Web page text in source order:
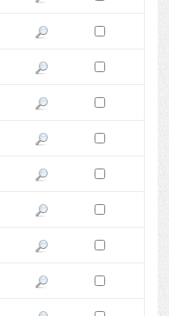
Pokaż podgląd wersji z dnia
Zaznacz wersję do
Pokaż podgląd wersji z dnia
Zaznacz wersję do
Pokaż podgląd wersji z dnia
Zaznacz wersję do
Pokaż podgląd wersji z dnia
Zaznacz wersję do
Pokaż podgląd wersji z dnia
Zaznacz wersję do
Pokaż podgląd wersji z dnia
Zaznacz wersję do
Pokaż podgląd wersji z dnia
Zaznacz wersję do
Pokaż podgląd wersji z dnia
Zaznacz wersję do